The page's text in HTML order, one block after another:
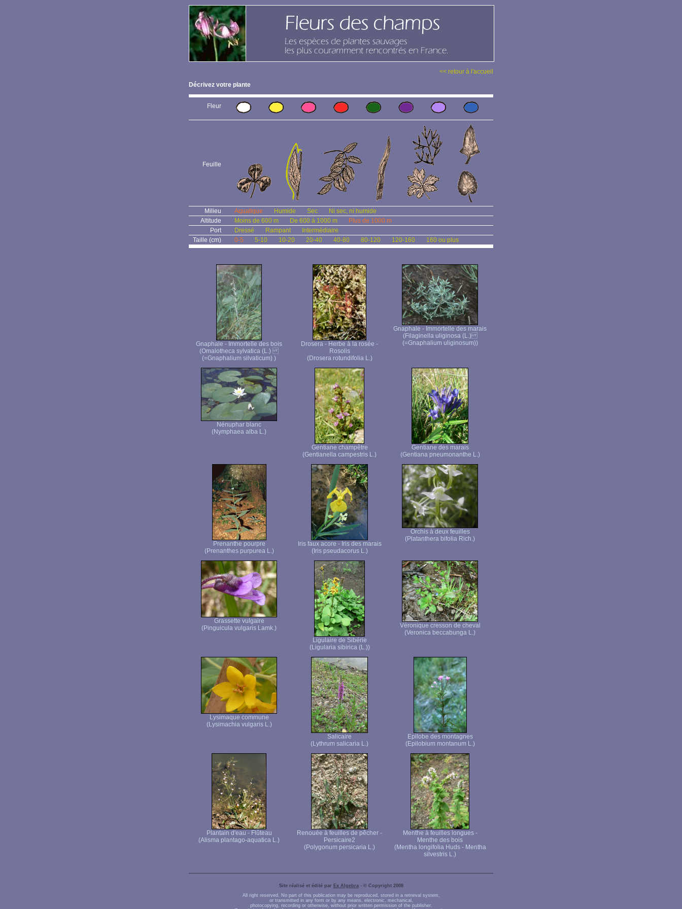
<< retour à l'accueil
Décrivez votre plante
Fleur
Feuille
Milieu Aquatique Humide Sec
Ni sec, ni humide
Altitude
Moins de 600 m De 600 à 1000 m
Plus de 1000 m
Port
Dressé Rampant
Intermédiaire
Taille (cm)
0-5 5-10 10-20 20-40 40-80 80-120 120-160 160 ou plus
Gnaphale - Immortelle des bois
(Omalotheca sylvatica (L.)
(=Gnaphalium silvaticum) )
Drosera - Herbe à la rosée -
Rosolis
(Drosera rotundifolia L.)
Gnaphale - Immortelle des marais
(Filaginella uliginosa (L.)
(=Gnaphalium uliginosum))
Nénuphar blanc
(Nymphaea alba L.)
Gentiane champêtre
(Gentianella campestris L.)
Gentiane des marais
(Gentiana pneumonanthe L.)
Prenanthe pourpre
(Prenanthes purpurea L.)
Iris faux acore - Iris des marais
(Iris pseudacorus L.)
Orchis à deux feuilles
(Platanthera bifolia Rich.)
Grassette vulgaire
(Pinguicula vulgaris Lamk.)
Ligulaire de Sibérie
(Ligularia sibirica (L.))
Véronique cresson de cheval
(Veronica beccabunga L.)
Lysimaque commune
(Lysimachia vulgaris L.)
Salicaire
(Lythrum salicaria L.)
Epilobe des montagnes
(Epilobium montanum L.)
Plantain d'eau - Flûteau
(Alisma plantago-aquatica L.)
Renouée à feuilles de pêcher -
Persicaire2
(Polygonum persicaria L.)
Menthe à feuilles longues -
Menthe des bois
(Mentha longifolia Huds - Mentha
silvestris L.)
Site réalisé et édité par Ex Algebra- © Copyright 2008
All right reserved. No part of this publication may be reproduced, stored in a retrieval system,
or transmitted in any form or by any means, electronic, mechanical,
photocopying, recording or otherwise, without prior written permission of the publisher.